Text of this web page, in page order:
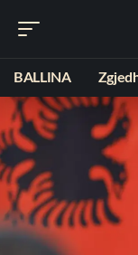
BALLINA